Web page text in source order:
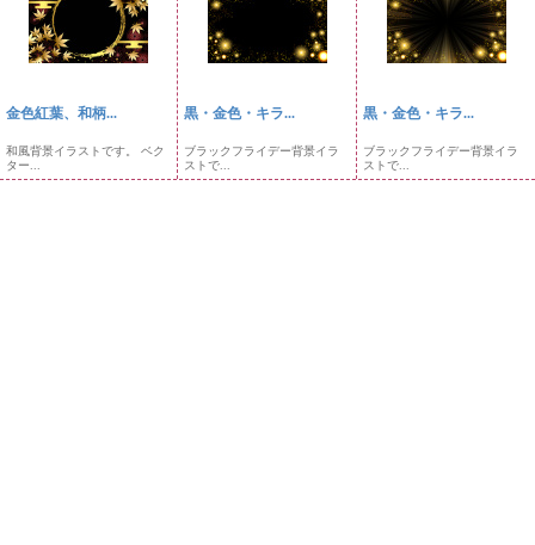
金色紅葉、和柄...
和風背景イラストです。 ベク
ター...
黒・金色・キラ...
ブラックフライデー背景イラ
ストで...
黒・金色・キラ...
ブラックフライデー背景イラ
ストで...